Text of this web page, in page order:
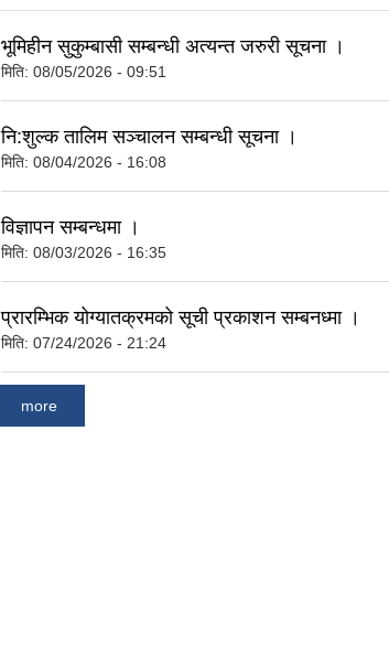
भूमिहीन सुकुम्बासी सम्बन्धी अत्यन्त जरुरी सूचना ।
मिति: 08/05/2026 - 09:51
नि:शुल्क तालिम सञ्चालन सम्बन्धी सूचना ।
मिति: 08/04/2026 - 16:08
विज्ञापन सम्बन्धमा ।
मिति: 08/03/2026 - 16:35
प्रारम्भिक योग्यातक्रमको सूची प्रकाशन सम्बनध्मा ।
मिति: 07/24/2026 - 21:24
more